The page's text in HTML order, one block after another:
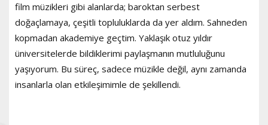
film müzikleri gibi alanlarda; baroktan serbest
doğaçlamaya, çeşitli topluluklarda da yer aldım. Sahneden
kopmadan akademiye geçtim. Yaklaşık otuz yıldır
üniversitelerde bildiklerimi paylaşmanın mutluluğunu
yaşıyorum. Bu süreç, sadece müzikle değil, aynı zamanda
insanlarla olan etkileşimimle de şekillendi.